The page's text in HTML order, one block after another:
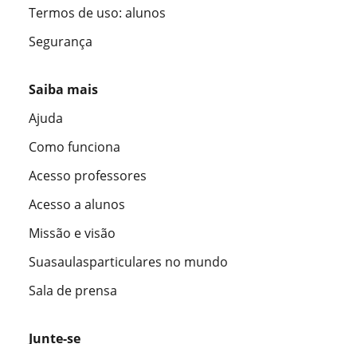
Termos de uso: alunos
Segurança
Saiba mais
Ajuda
Como funciona
Acesso professores
Acesso a alunos
Missão e visão
Suasaulasparticulares no mundo
Sala de prensa
Junte-se